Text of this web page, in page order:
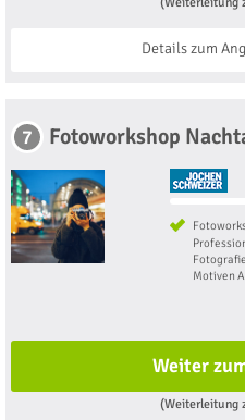
Details zum
7 Fotoworkshop
Motiven
Weiter
(Weiterleitung